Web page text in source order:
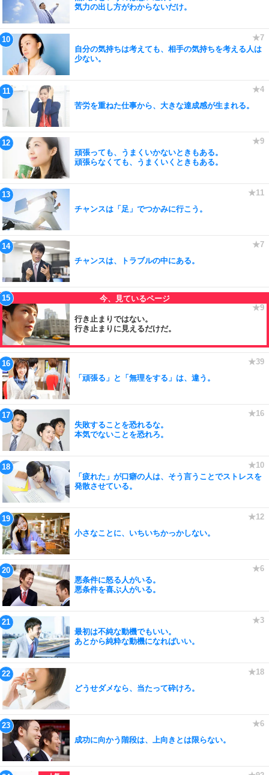
気力の出し方がわからないだけ。
自分の気持ちは考えても、相手の気持ちを考える人は
少ない。
苦労を重ねた仕事から、大きな達成感が生まれる。
頑張っても、うまくいかないときもある。
頑張らなくても、うまくいくときもある。
チャンスは「足」でつかみに行こう。
チャンスは、トラブルの中にある。
行き止まりではない。
行き止まりに見えるだけだ。
「頑張る」と「無理をする」は、違う。
失敗することを恐れるな。
本気でないことを恐れろ。
「疲れた」が口癖の人は、そう言うことでストレスを
発散させている。
小さなことに、いちいちかっかしない。
悪条件に怒る人がいる。
悪条件を喜ぶ人がいる。
最初は不純な動機でもいい。
あとから純粋な動機になればいい。
どうせダメなら、当たって砕けろ。
成功に向かう階段は、上向きとは限らない。